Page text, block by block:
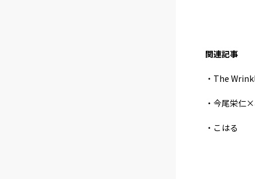
関連記事
・The
・今尾栄仁
・こはる